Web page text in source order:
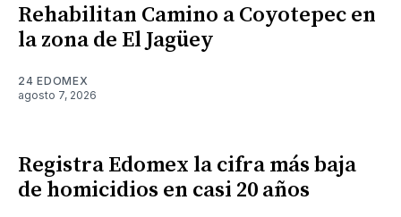
Rehabilitan Camino a Coyotepec en
la zona de El Jagüey
24 EDOMEX
agosto 7, 2026
Registra Edomex la cifra más baja
de homicidios en casi 20 años